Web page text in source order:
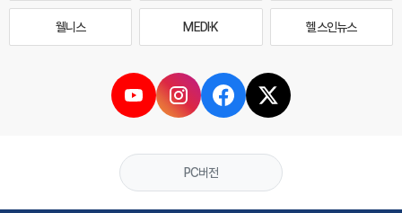
웰니스 MEDI·K 헬스인뉴스
PC버전